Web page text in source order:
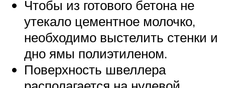
Чтобы из готового бетона не
утекало цементное молочко,
необходимо выстелить стенки и
дно ямы полиэтиленом.
Поверхность швеллера